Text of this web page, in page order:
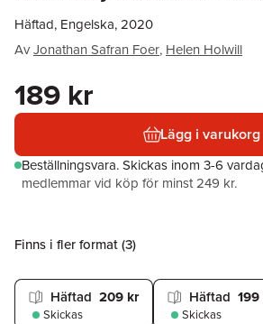
Häftad, Engelska, 2020
AvJonathan Safran Foer, Helen Holwill
189 kr
Lägg i varukorg
Beställningsvara.Skickas inom 3-6
medlemmar vid köp för minst 249 kr.
Finns i fler format (3)
Häftad 209 kr
Skickas
Häftad
Skickas